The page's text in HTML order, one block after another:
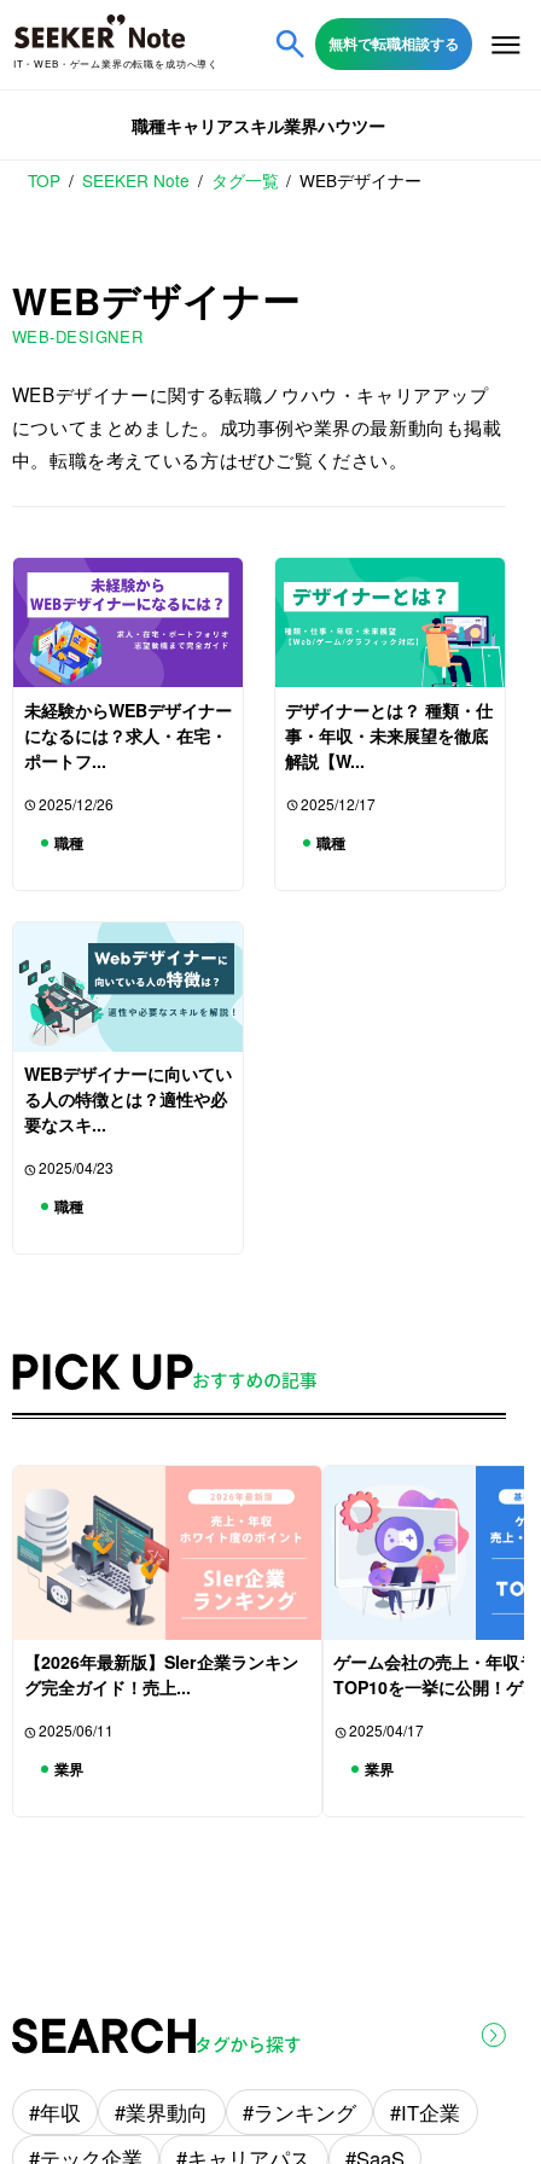
IT・WEB・ゲーム業界の転職を成功へ導く
無料で転職相談する
職種キャリアスキル業界ハウツー
TOP SEEKER Note タグ一覧 WEBデザイナー
WEBデザイナー
WEB-DESIGNER
WEBデザイナーに関する転職ノウハウ・キャリアアップ
についてまとめました。成功事例や業界の最新動向も掲載
中。転職を考えている方はぜひご覧ください。
未経験からWEBデザイナー
になるには？求人・在宅・
ポートフ...
2025/12/26
職種
デザイナーとは？ 種類・仕
事・年収・未来展望を徹底
解説【W...
2025/12/17
職種
WEBデザイナーに向いてい
る人の特徴とは？適性や必
要なスキ...
2025/04/23
職種
【2026年最新版】SIer企業ランキン
グ完全ガイド！売上...
2025/06/11
業界
ゲーム会社の売上・年収
TOP10を一挙に公開！ゲ...
2025/04/17
業界
年収 業界動向 ランキング
IT企業